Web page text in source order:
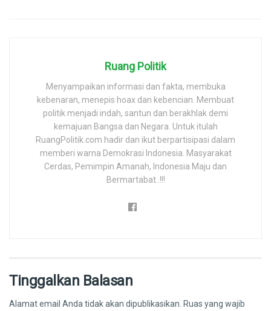
Ruang Politik
Menyampaikan informasi dan fakta, membuka
kebenaran, menepis hoax dan kebencian. Membuat
politik menjadi indah, santun dan berakhlak demi
kemajuan Bangsa dan Negara. Untuk itulah
RuangPolitik.com hadir dan ikut berpartisipasi dalam
memberi warna Demokrasi Indonesia. Masyarakat
Cerdas, Pemimpin Amanah, Indonesia Maju dan
Bermartabat..!!!
Tinggalkan Balasan
Alamat email Anda tidak akan dipublikasikan. Ruas yang wajib